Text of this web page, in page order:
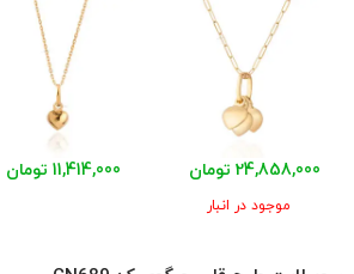
24,858,000 تومان
موجود در انبار
11,414,000 تومان